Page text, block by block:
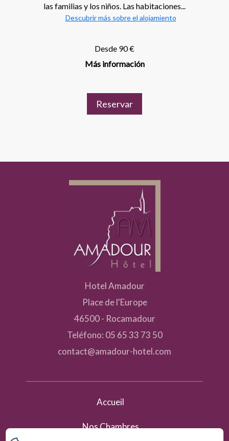
las familias y los niños. Las habitaciones...
Descubrir más sobre el alojamiento
Desde 90 €
Más información
Reservar
Hotel Amadour
Place de l'Europe
46500 - Rocamadour
Teléfono: 05 65 33 73 50
contact@amadour-hotel.com
Accueil
Nos Chambres